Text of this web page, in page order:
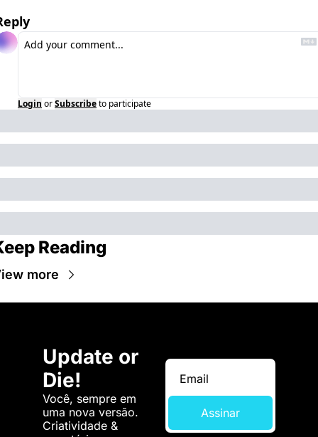
Login orSubscribeto participate
Reading
more
Update or
Die!
Você, sempre em
uma nova versão.
Criatividade &
Assinar